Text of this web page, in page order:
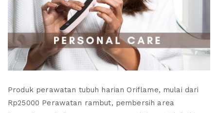
Produk perawatan tubuh harian Oriflame, mulai dari
Rp25000 Perawatan rambut, pembersih area